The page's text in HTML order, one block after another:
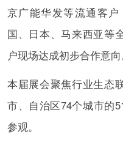
京广能华发等流通客
国、日本、马来西亚等
户现场达成初步合作意
本届展会聚焦行业生态
市、自治区74个城市的
参观。